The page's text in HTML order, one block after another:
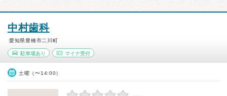
中村歯科
愛知県豊橋市二川町
駐車場あり マイナ受付
土曜（〜14:00）